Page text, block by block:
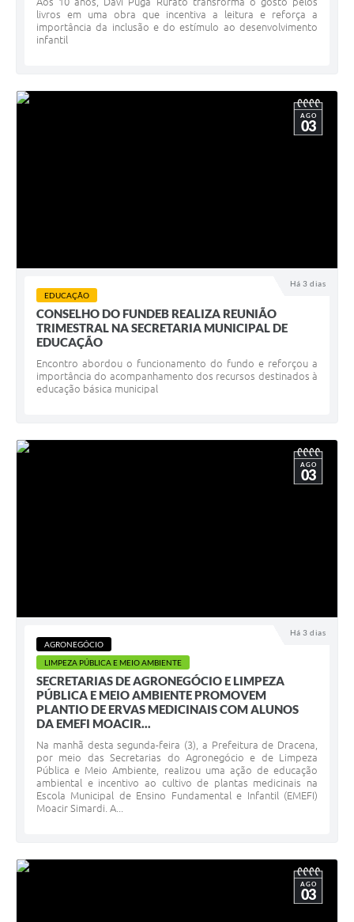
livros em uma obra que incentiva a leitura e reforça a
importância da inclusão e do estímulo ao desenvolvimento
infantil
Há 3 dias
AGO
03
EDUCAÇÃO
CONSELHO DO FUNDEB REALIZA REUNIÃO
TRIMESTRAL NA SECRETARIA MUNICIPAL DE
EDUCAÇÃO
Encontro abordou o funcionamento do fundo e reforçou a
importância do acompanhamento dos recursos destinados à
educação básica municipal
Há 3 dias
AGO
03
AGRONEGÓCIO
LIMPEZA PÚBLICA E MEIO AMBIENTE
SECRETARIAS DE AGRONEGÓCIO E LIMPEZA
PÚBLICA E MEIO AMBIENTE PROMOVEM
PLANTIO DE ERVAS MEDICINAIS COM ALUNOS
DA EMEFI MOACIR...
Na manhã desta segunda-feira (3), a Prefeitura de Dracena,
por meio das Secretarias do Agronegócio e de Limpeza
Pública e Meio Ambiente, realizou uma ação de educação
ambiental e incentivo ao cultivo de plantas medicinais na
Escola Municipal de Ensino Fundamental e Infantil (EMEFI)
Moacir Simardi. A...
AGO
03